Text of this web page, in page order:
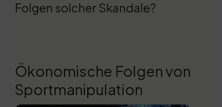
Folgen solcher Skandale?
Ökonomische Folgen von
Sportmanipulation